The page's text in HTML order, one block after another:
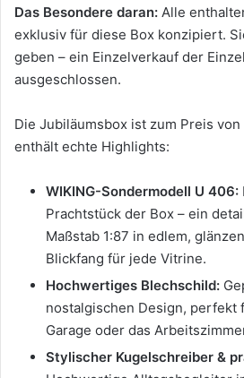
Das Besondere daran: Alle
exklusiv für diese Box konzipiert.
geben – ein Einzelverkauf der
ausgeschlossen.
Die Jubiläumsbox ist zum Preis von
enthält echte Highlights:
WIKING-Sondermodell U 406:
Prachtstück der Box – ein
Maßstab 1:87 in edlem,
Blickfang für jede Vitrine.
Hochwertiges Blechschild:
nostalgischen Design, perfekt
Garage oder das
Stylischer Kugelschreiber &